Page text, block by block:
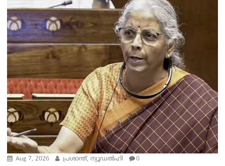
Aug 7, 2026 പ്രശാന്ത്, ന്യൂഡല്‍ഹി 0